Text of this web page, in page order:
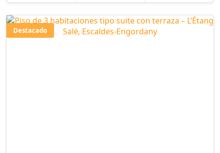
Destacado